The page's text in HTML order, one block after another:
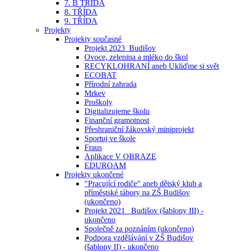
7. B TŘÍDA
8. TŘÍDA
9. TŘÍDA
Projekty
Projekty současné
Projekt 2023_Budišov
Ovoce, zelenina a mléko do škol
RECYKLOHRANÍ aneb Ukliďme si svět
ECOBAT
Přírodní zahrada
Mrkev
Proškoly
Digitalizujeme školu
Finanční gramotnost
Přeshraniční žákovský miniprojekt
Sportuj ve škole
Fraus
Aplikace V OBRAZE
EDUROAM
Projekty ukončené
"Pracující rodiče" aneb dětský klub a
příměstské tábory na ZŠ Budišov
(ukončeno)
Projekt 2021_ Budišov (šablony III) -
ukončeno
Společně za poznáním (ukončeno)
Podpora vzdělávání v ZŠ Budišov
(šablony II) - ukončeno